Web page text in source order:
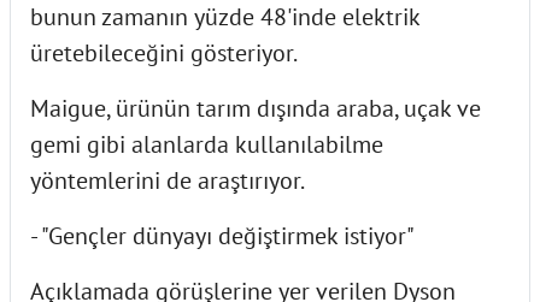
bunun zamanın yüzde 48'inde elektrik
üretebileceğini gösteriyor.
Maigue, ürünün tarım dışında araba, uçak ve
gemi gibi alanlarda kullanılabilme
yöntemlerini de araştırıyor.
- "Gençler dünyayı değiştirmek istiyor"
Açıklamada görüşlerine yer verilen Dyson